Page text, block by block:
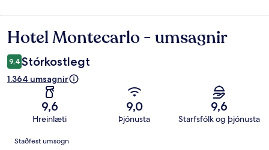
Umsagnir
Hotel Montecarlo - umsagnir
9,4 Stórkostlegt
1.364 umsagnir
9,6
Hreinlæti
9,0
Þjónusta
9,6
Starfsfólk og þjónusta
Umsagnir
Staðfest umsögn